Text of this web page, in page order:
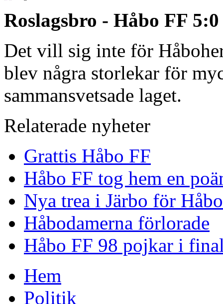
Roslagsbro - Håbo FF 5:0
Det vill sig inte för
blev några storlekar för
sammansvetsade laget.
Relaterade nyheter
Grattis Håbo FF
Håbo FF tog hem en
Nya trea i Järbo för
Håbodamerna förlorade
Håbo FF 98 pojkar i
Hem
Politik